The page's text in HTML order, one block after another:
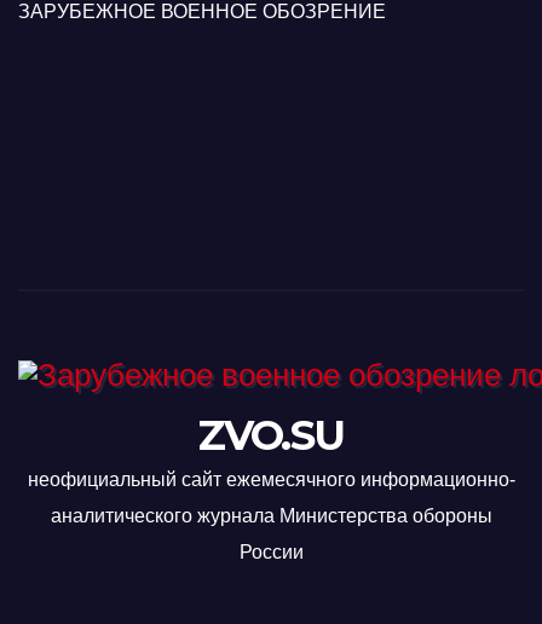
ЗАРУБЕЖНОЕ ВОЕННОЕ ОБОЗРЕНИЕ
ZVO.SU
неофициальный сайт ежемесячного информационно-
аналитического журнала Министерства обороны
России